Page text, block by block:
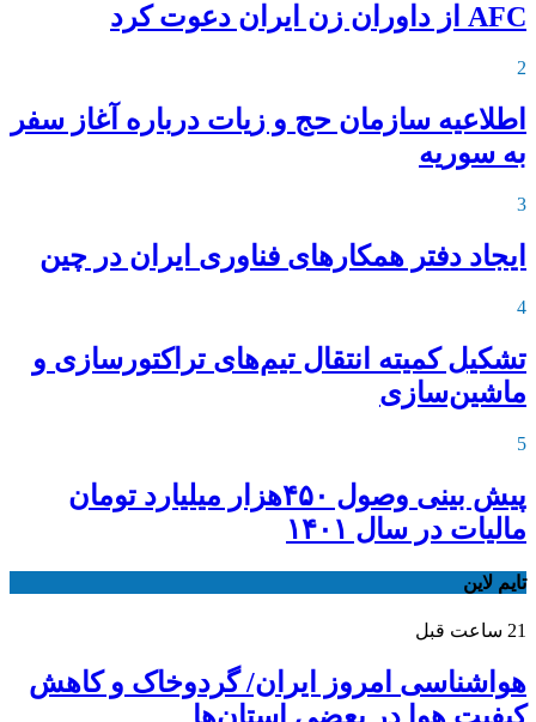
AFC از داوران زن ایران دعوت کرد
2
اطلاعیه‌ سازمان حج و زیات درباره آغاز سفر
به سوریه
3
ایجاد دفتر همکارهای فناوری ایران در چین
4
تشکیل کمیته انتقال تیم‌های تراکتورسازی و
ماشین‌سازی
5
پیش بینی وصول ۴۵۰هزار میلیارد تومان
مالیات در سال ۱۴۰۱
تایم لاین
21 ساعت قبل
هواشناسی امروز ایران/ گردوخاک و کاهش